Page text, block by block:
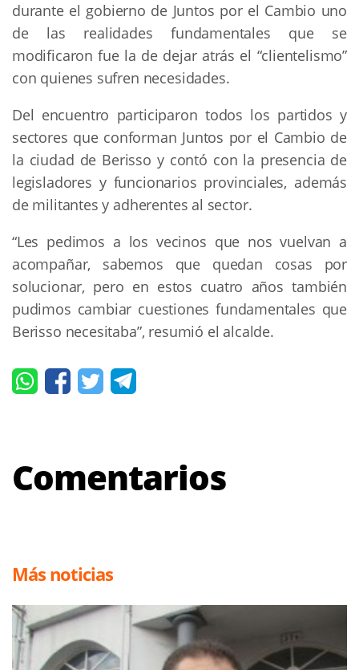
durante el gobierno de Juntos por el Cambio uno
de las realidades fundamentales que se
modificaron fue la de dejar atrás el “clientelismo”
con quienes sufren necesidades.
Del encuentro participaron todos los partidos y
sectores que conforman Juntos por el Cambio de
la ciudad de Berisso y contó con la presencia de
legisladores y funcionarios provinciales, además
de militantes y adherentes al sector.
“Les pedimos a los vecinos que nos vuelvan a
acompañar, sabemos que quedan cosas por
solucionar, pero en estos cuatro años también
pudimos cambiar cuestiones fundamentales que
Berisso necesitaba”, resumió el alcalde.
Comentarios
Más noticias